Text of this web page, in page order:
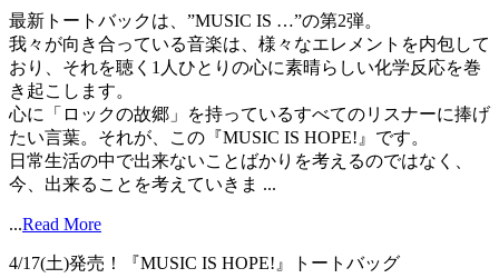
最新トートバックは、”MUSIC IS …”の第2弾。
我々が向き合っている音楽は、様々なエレメントを内包して
おり、それを聴く1人ひとりの心に素晴らしい化学反応を巻
き起こします。
心に「ロックの故郷」を持っているすべてのリスナーに捧げ
たい言葉。それが、この『MUSIC IS HOPE!』です。
日常生活の中で出来ないことばかりを考えるのではなく、
今、出来ることを考えていきま ...
...Read More
4/17(土)発売！『MUSIC IS HOPE!』トートバッグ